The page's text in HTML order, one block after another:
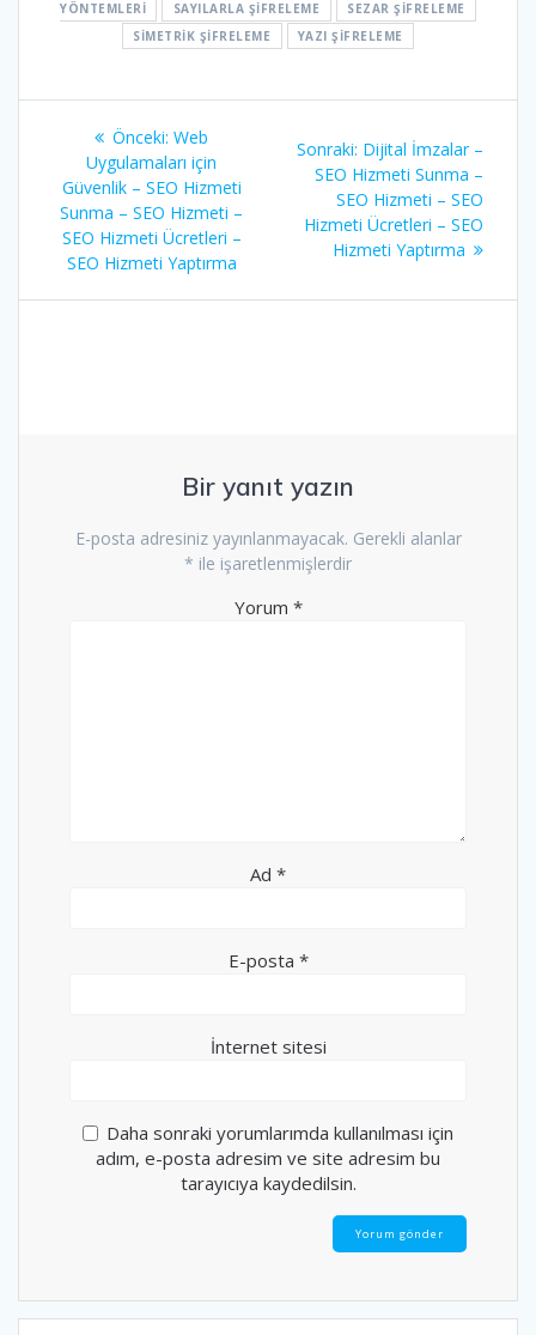
YÖNTEMLERI SAYILARLA ŞIFRELEME
SEZAR ŞIFRELEME
SIMETRIK ŞIFRELEME
YAZI ŞIFRELEME
Yazı
gezinmesi
Önceki: Önceki
yazı:
Web
Uygulamaları için
Güvenlik – SEO Hizmeti
Sunma – SEO Hizmeti –
SEO Hizmeti Ücretleri –
SEO Hizmeti Yaptırma
Sonraki: Sonraki
yazı:
Dijital İmzalar –
SEO Hizmeti Sunma –
SEO Hizmeti – SEO
Hizmeti Ücretleri – SEO
Hizmeti Yaptırma
Bir yanıt yazın
E-posta adresiniz yayınlanmayacak. Gerekli alanlar
* ile işaretlenmişlerdir
Yorum *
Ad *
E-posta *
İnternet sitesi
Daha sonraki yorumlarımda kullanılması için
adım, e-posta adresim ve site adresim bu
tarayıcıya kaydedilsin.